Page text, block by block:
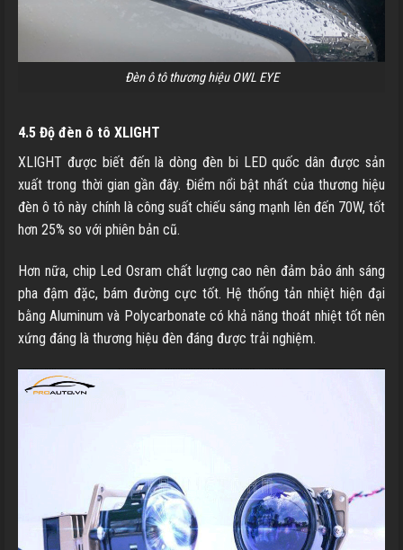
Đèn ô tô thương hiệu OWL EYE
4.5 Độ đèn ô tô XLIGHT
XLIGHT được biết đến là dòng đèn bi LED quốc dân được sản
xuất trong thời gian gần đây. Điểm nổi bật nhất của thương hiệu
đèn ô tô này chính là công suất chiếu sáng mạnh lên đến 70W, tốt
hơn 25% so với phiên bản cũ.
Hơn nữa, chip Led Osram chất lượng cao nên đảm bảo ánh sáng
pha đậm đặc, bám đường cực tốt. Hệ thống tản nhiệt hiện đại
bằng Aluminum và Polycarbonate có khả năng thoát nhiệt tốt nên
xứng đáng là thương hiệu đèn đáng được trải nghiệm.